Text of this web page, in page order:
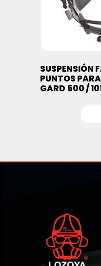
SUSPENSIÓN
PUNTOS
GARD 500 /